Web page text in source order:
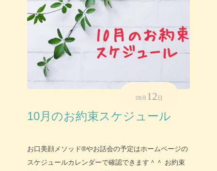
09月 12 日
10月のお約束スケジュール
お口美顔メソッド®やお話会の予定はホームページの
スケジュールカレンダーで確認できます＾＾ お約束